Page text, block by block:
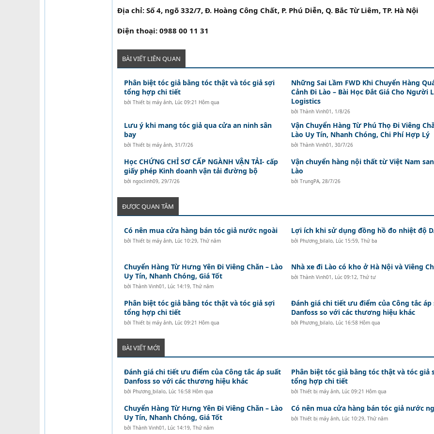
Địa chỉ: Số 4, ngõ 332/7, Đ. Hoàng Công Chất, P. Phú Diễn, Q. Bắc Từ Liêm, TP. Hà Nội
Điện thoại: 0988 00 11 31
BÀI VIẾT LIÊN QUAN
Phân biệt tóc giả bằng tóc thật và tóc giả sợi
tổng hợp chi tiết
bởi Thiết bị máy ảnh, Lúc 09:21 Hôm qua
Những Sai Lầm FWD Khi Chuyển Hàng
Cảnh Đi Lào – Bài Học Đắt Giá Cho Người
Logistics
bởi Thành Vinh01, 1/8/26
Lưu ý khi mang tóc giả qua cửa an ninh sân
bay
bởi Thiết bị máy ảnh, 31/7/26
Vận Chuyển Hàng Từ Phú Thọ Đi Viêng
Lào Uy Tín, Nhanh Chóng, Chi Phí Hợp Lý
bởi Thành Vinh01, 30/7/26
Học CHỨNG CHỈ SƠ CẤP NGÀNH VẬN TẢI- cấp
giấy phép Kinh doanh vận tải đường bộ
bởi ngoclinh09, 29/7/26
Vận chuyển hàng nội thất từ Việt Nam
Lào
bởi TrungPA, 28/7/26
ĐƯỢC QUAN TÂM
Có nên mua cửa hàng bán tóc giả nước ngoài
bởi Thiết bị máy ảnh, Lúc 10:29, Thứ năm
Lợi ích khi sử dụng đồng hồ đo nhiệt độ
bởi Phương_bilalo, Lúc 15:59, Thứ ba
Chuyển Hàng Từ Hưng Yên Đi Viêng Chăn – Lào
Uy Tín, Nhanh Chóng, Giá Tốt
bởi Thành Vinh01, Lúc 14:19, Thứ năm
Nhà xe đi Lào có kho ở Hà Nội và Viêng
bởi Thành Vinh01, Lúc 09:12, Thứ tư
Phân biệt tóc giả bằng tóc thật và tóc giả sợi
tổng hợp chi tiết
bởi Thiết bị máy ảnh, Lúc 09:21 Hôm qua
Đánh giá chi tiết ưu điểm của Công tắc áp
Danfoss so với các thương hiệu khác
bởi Phương_bilalo, Lúc 16:58 Hôm qua
BÀI VIẾT MỚI
Đánh giá chi tiết ưu điểm của Công tắc áp suất
Danfoss so với các thương hiệu khác
bởi Phương_bilalo, Lúc 16:58 Hôm qua
Phân biệt tóc giả bằng tóc thật và tóc giả
tổng hợp chi tiết
bởi Thiết bị máy ảnh, Lúc 09:21 Hôm qua
Chuyển Hàng Từ Hưng Yên Đi Viêng Chăn – Lào
Uy Tín, Nhanh Chóng, Giá Tốt
bởi Thành Vinh01, Lúc 14:19, Thứ năm
Có nên mua cửa hàng bán tóc giả nước
bởi Thiết bị máy ảnh, Lúc 10:29, Thứ năm